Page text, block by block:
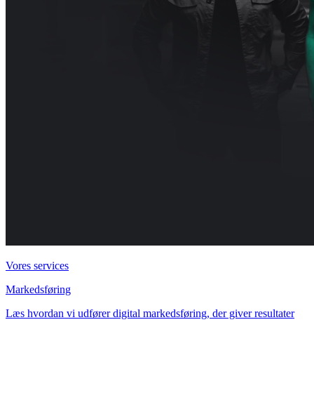
Vores services
Markedsføring
Læs hvordan vi udfører digital markedsføring, der giver resultater